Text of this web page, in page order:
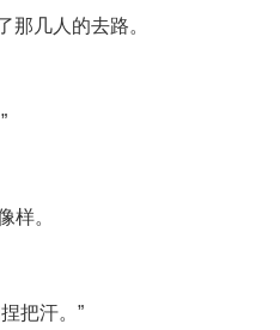
几人的去路。
样。
把汗。”